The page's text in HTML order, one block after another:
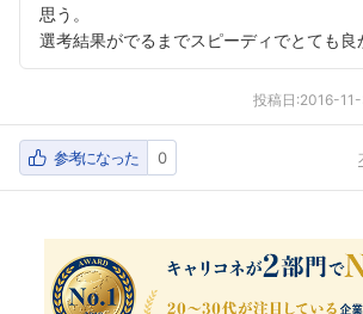
思う。
選考結果がでるまでスピーディでとても良
投稿日:2016-
参考になった 0